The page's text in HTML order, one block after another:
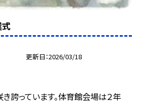
式
更新日 2026/03/18
誇っています。体育館会場は２年